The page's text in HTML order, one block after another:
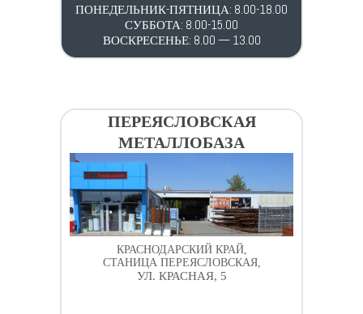
ПОНЕДЕЛЬНИК-ПЯТНИЦА: 8.00-18.00
СУББОТА: 8.00-15.00
ВОСКРЕСЕНЬЕ: 8.00 — 13.00
ПЕРЕЯСЛОВСКАЯ
МЕТАЛЛОБАЗА
КРАСНОДАРСКИЙ КРАЙ,
СТАНИЦА ПЕРЕЯСЛОВСКАЯ,
УЛ. КРАСНАЯ, 5